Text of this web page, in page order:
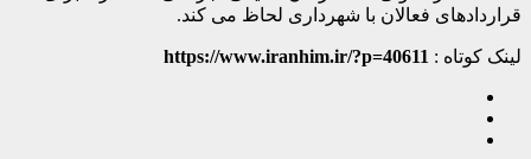
قراردادهای فعالان با شهرداری لحاظ می کند.
لینک کوتاه : https://www.iranhim.ir/?p=40611